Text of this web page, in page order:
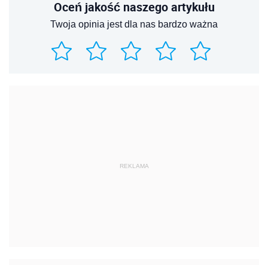
Oceń jakość naszego artykułu
Twoja opinia jest dla nas bardzo ważna
REKLAMA